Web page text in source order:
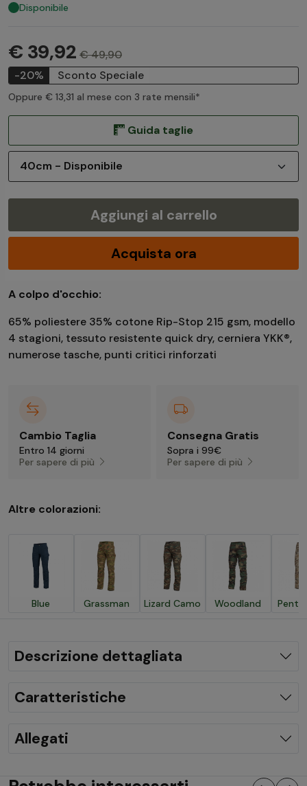
Disponibile
€ 39,92 € 49,90
-20%
Sconto Speciale
Oppure € 13,31 al mese con 3 rate mensili*
Guida taglie
Aggiungi al carrello
Acquista ora
A colpo d'occhio:
65% poliestere 35% cotone Rip-Stop 215 gsm, modello
4 stagioni, tessuto resistente quick dry, cerniera YKK®,
numerose tasche, punti critici rinforzati
Cambio Taglia
Entro 14 giorni
Per sapere di più
Consegna Gratis
Sopra i 99€
Per sapere di più
Altre colorazioni:
Blue Grassman Lizard Camo Woodland
Descrizione dettagliata
Caratteristiche
Allegati